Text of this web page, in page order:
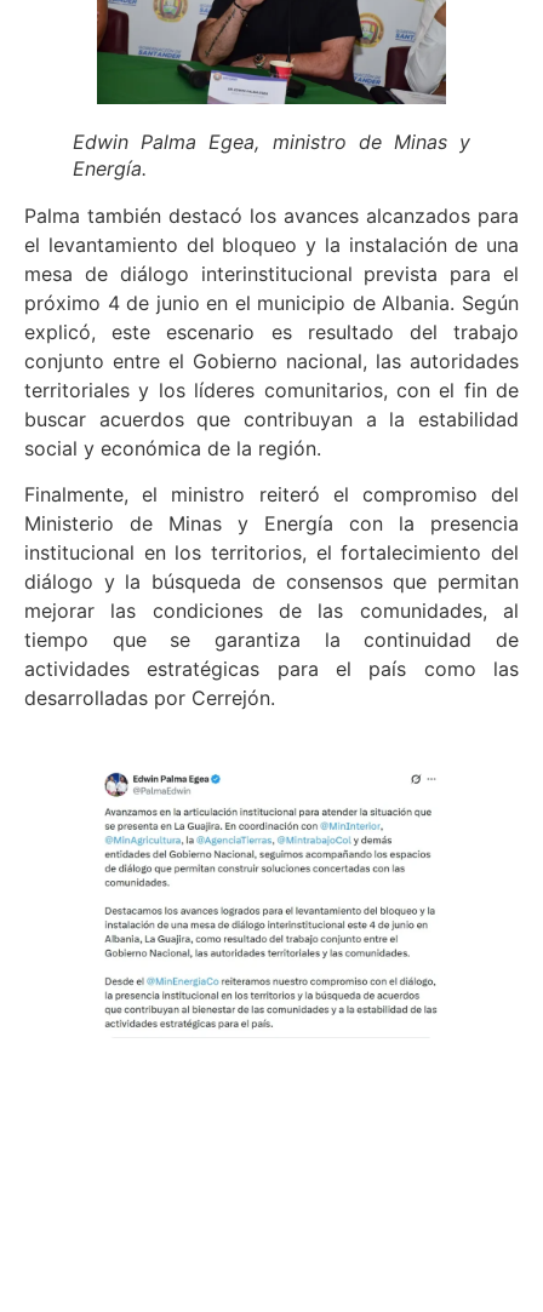
Edwin Palma Egea, ministro de Minas y
Energía.
Palma también destacó los avances alcanzados para
el levantamiento del bloqueo y la instalación de una
mesa de diálogo interinstitucional prevista para el
próximo 4 de junio en el municipio de Albania. Según
explicó, este escenario es resultado del trabajo
conjunto entre el Gobierno nacional, las autoridades
territoriales y los líderes comunitarios, con el fin de
buscar acuerdos que contribuyan a la estabilidad
social y económica de la región.
Finalmente, el ministro reiteró el compromiso del
Ministerio de Minas y Energía con la presencia
institucional en los territorios, el fortalecimiento del
diálogo y la búsqueda de consensos que permitan
mejorar las condiciones de las comunidades, al
tiempo que se garantiza la continuidad de
actividades estratégicas para el país como las
desarrolladas por Cerrejón.